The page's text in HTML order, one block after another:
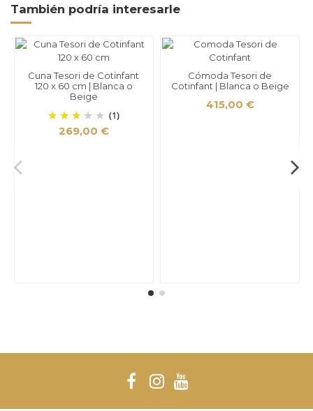
También podría interesarle
Cuna Tesori de Cotinfant
120 x 60 cm | Blanca o
Beige
(1)
269,00 €
Cómoda Tesori de
Cotinfant | Blanca o Beige
415,00 €